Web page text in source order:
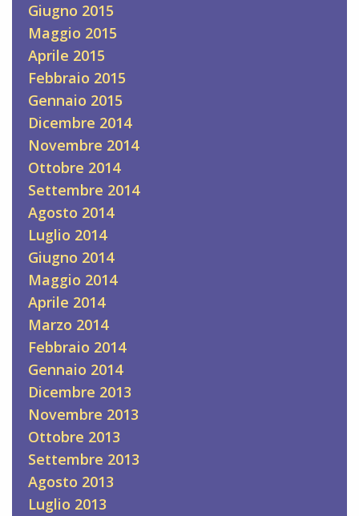
Giugno 2015
Maggio 2015
Aprile 2015
Febbraio 2015
Gennaio 2015
Dicembre 2014
Novembre 2014
Ottobre 2014
Settembre 2014
Agosto 2014
Luglio 2014
Giugno 2014
Maggio 2014
Aprile 2014
Marzo 2014
Febbraio 2014
Gennaio 2014
Dicembre 2013
Novembre 2013
Ottobre 2013
Settembre 2013
Agosto 2013
Luglio 2013